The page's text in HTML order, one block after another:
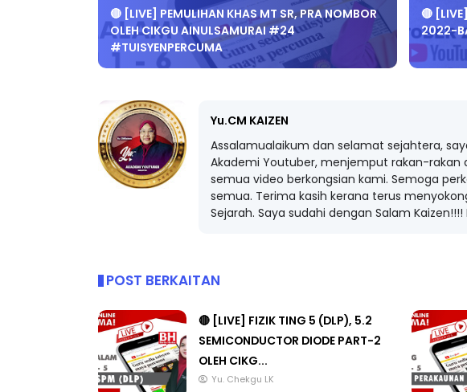
🔴 [LIVE] PEMULIHAN KHAS MT SR, PRA NOMBOR
OLEH CIKGU AINULSAMURAI #24
#TUISYENPERCUMA
🔴
2022-
Yu.CM KAIZEN
Assalamualaikum dan selamat sejahtera,
Akademi Youtuber, menjemput rakan-
semua video berkongsian kami. Semoga
semua. Terima kasih kerana terus
Sejarah. Saya sudahi dengan Salam
POST BERKAITAN
🔴 [LIVE] FIZIK TING 5 (DLP), 5.2
SEMICONDUCTOR DIODE PART-2
OLEH CIKG...
Yu. Chekgu LK